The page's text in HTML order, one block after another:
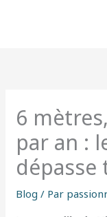
6
par an :
dépasse
Blog / Par